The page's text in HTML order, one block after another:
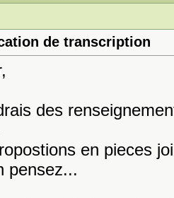
de transcription
des
en pieces
pensez...